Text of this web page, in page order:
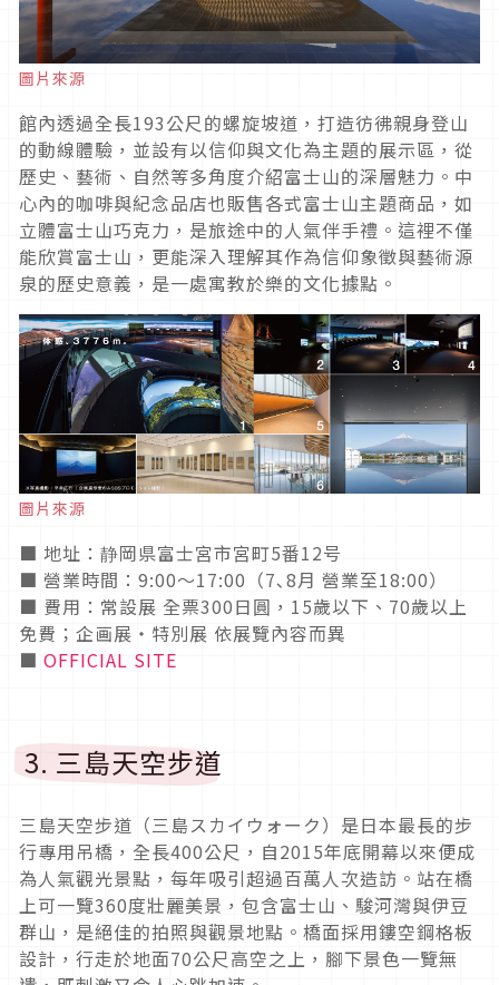
圖片來源
館內透過全長193公尺的螺旋坡道，打造彷彿親身登山
的動線體驗，並設有以信仰與文化為主題的展示區，從
歷史、藝術、自然等多角度介紹富士山的深層魅力。中
心內的咖啡與紀念品店也販售各式富士山主題商品，如
立體富士山巧克力，是旅途中的人氣伴手禮。這裡不僅
能欣賞富士山，更能深入理解其作為信仰象徵與藝術源
泉的歷史意義，是一處寓教於樂的文化據點。
圖片來源
■ 地址：静岡県富士宮市宮町5番12号
■ 營業時間：9:00～17:00（7､8月 營業至18:00）
■ 費用：常設展 全票300日圓，15歲以下、70歲以上
免費；企画展・特別展 依展覽內容而異
■ OFFICIAL SITE
3. 三島天空步道
三島天空步道（三島スカイウォーク）是日本最長的步
行專用吊橋，全長400公尺，自2015年底開幕以來便成
為人氣觀光景點，每年吸引超過百萬人次造訪。站在橋
上可一覽360度壯麗美景，包含富士山、駿河灣與伊豆
群山，是絕佳的拍照與觀景地點。橋面採用鏤空鋼格板
設計，行走於地面70公尺高空之上，腳下景色一覽無